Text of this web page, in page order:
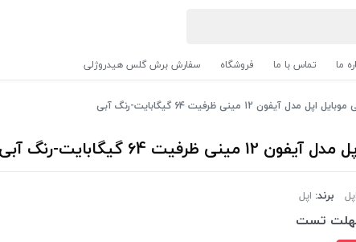
ما تماس با ما فروشگاه سفارش برش گلس هیدروژلی
اپل مدل آیفون 12 مینی ظرفیت 64 گیگابایت-رنگ آبی
ظرفیت 64 گیگابایت-رنگ آبی
برند: اپل
تست